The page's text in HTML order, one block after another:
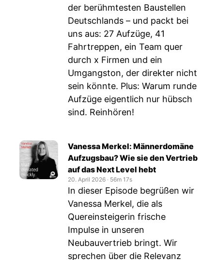
der berühmtesten Baustellen
Deutschlands – und packt bei
uns aus: 27 Aufzüge, 41
Fahrtreppen, ein Team quer
durch x Firmen und ein
Umgangston, der direkter nicht
sein könnte. Plus: Warum runde
Aufzüge eigentlich nur hübsch
sind. Reinhören!
Vanessa Merkel: Männerdomäne
Aufzugsbau? Wie sie den Vertrieb
auf das Next Level hebt
20. April 2026 ‧ 56m 17s
In dieser Episode begrüßen wir
Vanessa Merkel, die als
Quereinsteigerin frische
Impulse in unseren
Neubauvertrieb bringt. Wir
sprechen über die Relevanz